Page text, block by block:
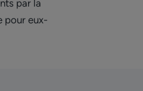
par la
pour eux-